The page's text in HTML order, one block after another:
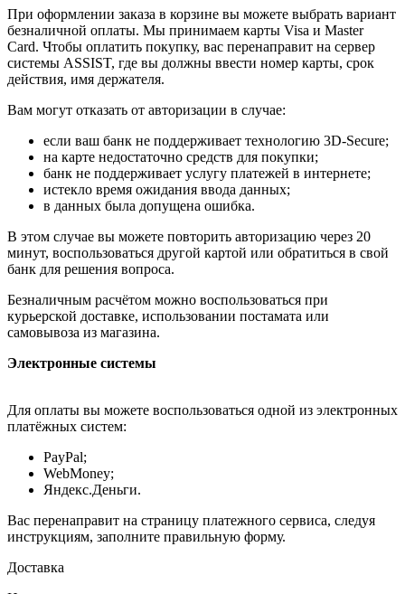
При оформлении заказа в корзине вы можете выбрать вариант
безналичной оплаты. Мы принимаем карты Visa и Master
Card. Чтобы оплатить покупку, вас перенаправит на сервер
системы ASSIST, где вы должны ввести номер карты, срок
действия, имя держателя.
Вам могут отказать от авторизации в случае:
если ваш банк не поддерживает технологию 3D-Secure;
на карте недостаточно средств для покупки;
банк не поддерживает услугу платежей в интернете;
истекло время ожидания ввода данных;
в данных была допущена ошибка.
В этом случае вы можете повторить авторизацию через 20
минут, воспользоваться другой картой или обратиться в свой
банк для решения вопроса.
Безналичным расчётом можно воспользоваться при
курьерской доставке, использовании постамата или
самовывоза из магазина.
Электронные системы
Для оплаты вы можете воспользоваться одной из электронных
платёжных систем:
PayPal;
WebMoney;
Яндекс.Деньги.
Вас перенаправит на страницу платежного сервиса, следуя
инструкциям, заполните правильную форму.
Доставка